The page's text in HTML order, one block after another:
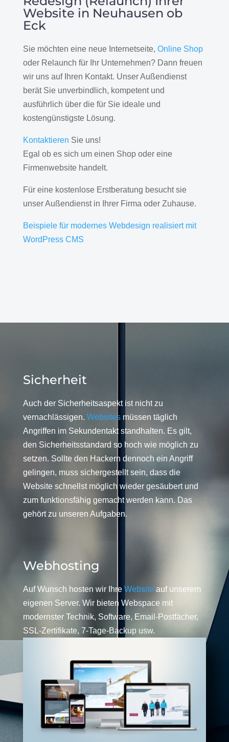
Website in Neuhausen ob
Eck
Sie möchten eine neue Internetseite, Online Shop
oder Relaunch für Ihr Unternehmen? Dann freuen
wir uns auf Ihren Kontakt. Unser Außendienst
berät Sie unverbindlich, kompetent und
ausführlich über die für Sie ideale und
kostengünstigste Lösung.
Kontaktieren Sie uns!
Egal ob es sich um einen Shop oder eine
Firmenwebsite handelt.
Für eine kostenlose Erstberatung besucht sie
unser Außendienst in Ihrer Firma oder Zuhause.
Beispiele für modernes Webdesign realisiert mit
WordPress CMS
Sicherheit
Auch der Sicherheitsaspekt ist nicht zu
vernachlässigen. Websitesmüssen täglich
Angriffen im Sekundentakt standhalten. Es gilt,
den Sicherheitsstandard so hoch wie möglich zu
setzen. Sollte den Hackern dennoch ein Angriff
gelingen, muss sichergestellt sein, dass die
Website schnellst möglich wieder gesäubert und
zum funktionsfähig gemacht werden kann. Das
gehört zu unseren Aufgaben.
Webhosting
Auf Wunsch hosten wir Ihre Website auf unserem
eigenen Server. Wir bieten Webspace mit
modernster Technik, Software, Email-Postfächer,
SSL-Zertifikate, 7-Tage-Backup usw.